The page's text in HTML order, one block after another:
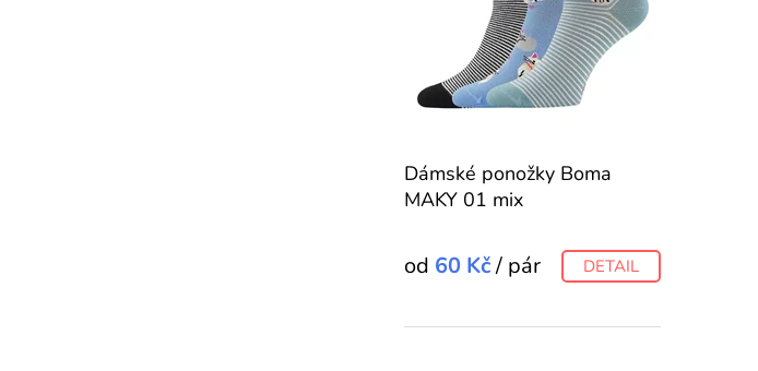
Dámské ponožky Boma
MAKY 01 mix
od 60 Kč/ pár DETAIL